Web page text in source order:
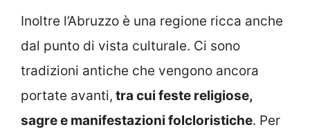
Inoltre l’Abruzzo è una regione ricca anche
dal punto di vista culturale. Ci sono
tradizioni antiche che vengono ancora
portate avanti, tra cui feste religiose,
sagre e manifestazioni folcloristiche. Per